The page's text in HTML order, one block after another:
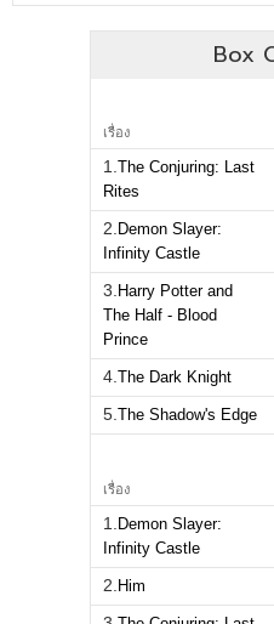
Box
เรื่อง
1. The Conjuring: Last
Rites
2. Demon Slayer:
Infinity Castle
3. Harry Potter and
The Half - Blood
Prince
4. The Dark Knight
5. The Shadow's Edge
เรื่อง
1. Demon Slayer:
Infinity Castle
2. Him